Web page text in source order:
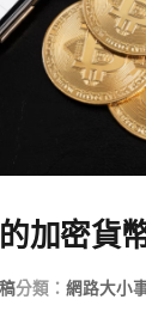
加密貨
分類： 網路大小